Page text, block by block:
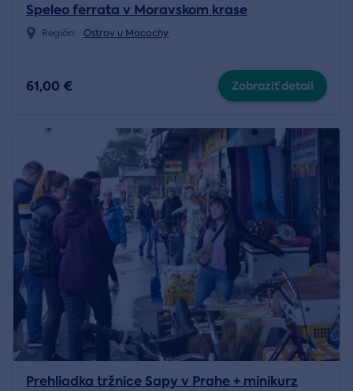
Speleo ferrata v Moravskom krase
Región: Ostrov u Macochy
61,00 € Zobraziť detail
Prehliadka tržnice Sapy v Prahe + minikurz